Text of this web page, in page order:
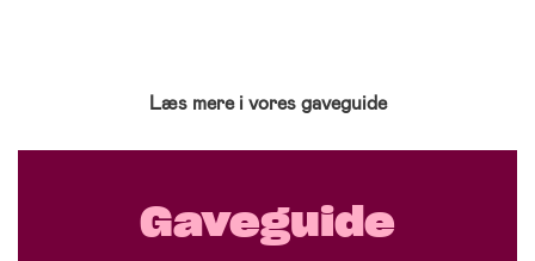
Læs mere i vores gaveguide
Gaveguide